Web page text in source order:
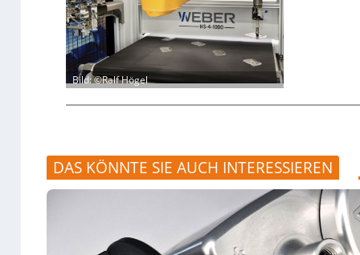
Bild: ©Ralf Högel
DAS KÖNNTE SIE AUCH INTERESSIEREN